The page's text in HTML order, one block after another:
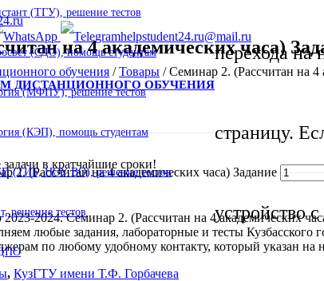
helpstudent24.ru@mail.ru
ДИСТАНЦИОННОГО ОБУЧЕНИЯ
в кратчайшие сроки!
перехода
страницу.
устройство с
(ТГУ), решение тестов
(СДО), помощь студентам
(МФПУ), решение тестов
(КЭП), помощь студентам
(ТИБ, НОУ ВО), решение тестов
решение тестов
на 4 академических часа)
обучения /Товары /Семинар 2. (Рассчитан на 4
2. (Рассчитан на 4 академических часа) Задание
2023-2024. Семинар 2. (Рассчитан на 4 академических
любые задания, лабораторные и тесты Кузбасского
по любому удобному контакту, который указан на
, КузГТУ имени Т.Ф. Горбачева